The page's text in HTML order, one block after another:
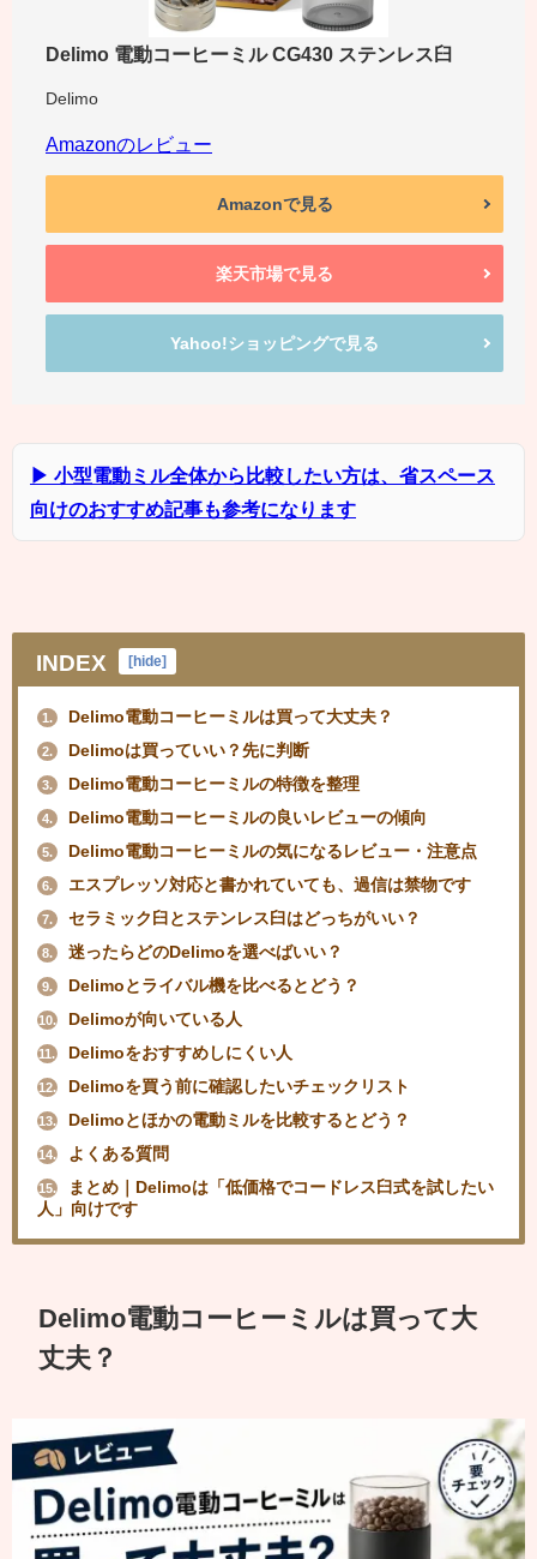
Delimo 電動コーヒーミル CG430 ステンレス臼
Delimo
Amazonのレビュー
Amazonで見る
楽天市場で見る
Yahoo!ショッピングで見る
▶ 小型電動ミル全体から比較したい方は、省スペース
向けのおすすめ記事も参考になります
INDEX [hide]
1. Delimo電動コーヒーミルは買って大丈夫？
2. Delimoは買っていい？先に判断
3. Delimo電動コーヒーミルの特徴を整理
4. Delimo電動コーヒーミルの良いレビューの傾向
5. Delimo電動コーヒーミルの気になるレビュー・注意点
6. エスプレッソ対応と書かれていても、過信は禁物です
7. セラミック臼とステンレス臼はどっちがいい？
8. 迷ったらどのDelimoを選べばいい？
9. Delimoとライバル機を比べるとどう？
10. Delimoが向いている人
11. Delimoをおすすめしにくい人
12. Delimoを買う前に確認したいチェックリスト
13. Delimoとほかの電動ミルを比較するとどう？
14. よくある質問
15.
まとめ｜Delimoは「低価格でコードレス臼式を試したい
人」向けです
Delimo電動コーヒーミルは買って大
丈夫？